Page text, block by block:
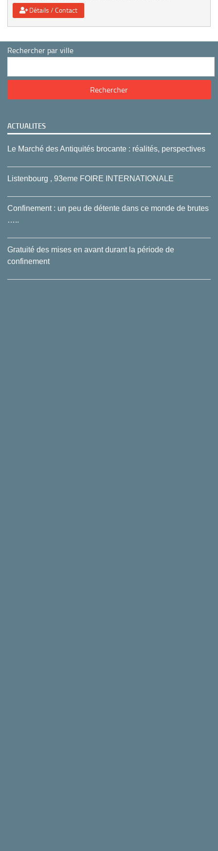
Détails / Contact
Rechercher par ville
ACTUALITES
Le Marché des Antiquités brocante : réalités, perspectives
Listenbourg , 93eme FOIRE INTERNATIONALE
Confinement : un peu de détente dans ce monde de brutes
…..
Gratuité des mises en avant durant la période de
confinement